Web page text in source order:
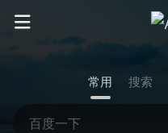
常用 搜索